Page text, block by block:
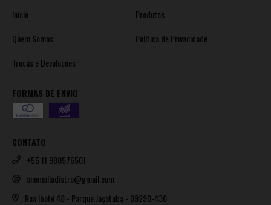
Início
Produtos
Quem Somos
Política de Privacidade
Trocas e Devoluções
FORMAS DE ENVIO
CONTATO
+55 11 980576501
anomaliadistro@gmail.com
Rua Ibaté 48 - Parque Jaçatuba - 09290-430